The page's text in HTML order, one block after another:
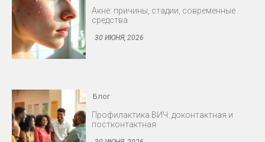
Акне: причины, стадии, современные
средства
30 ИЮНЯ, 2026
Блог
Профилактика ВИЧ: доконтактная и
постконтактная